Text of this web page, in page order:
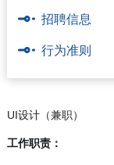
招聘信息
行为准则
UI设计（兼职）
工作职责：